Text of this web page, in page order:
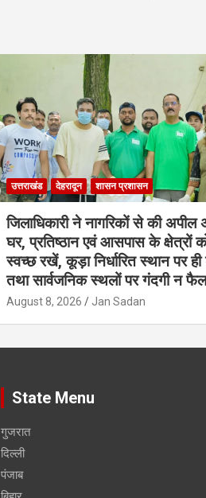
उत्तराखंड देहरादून शासन प्रशासन
जिलाधिकारी ने नागरिकों से की अपील
घर, प्रतिष्ठान एवं आसपास के क्षेत्रों
स्वच्छ रखें, कूड़ा निर्धारित स्थान पर
तथा सार्वजनिक स्थलों पर गंदगी न
August 8, 2026 Jan Sadan
State Menu
गुजरात
दिल्ली
पंजाब